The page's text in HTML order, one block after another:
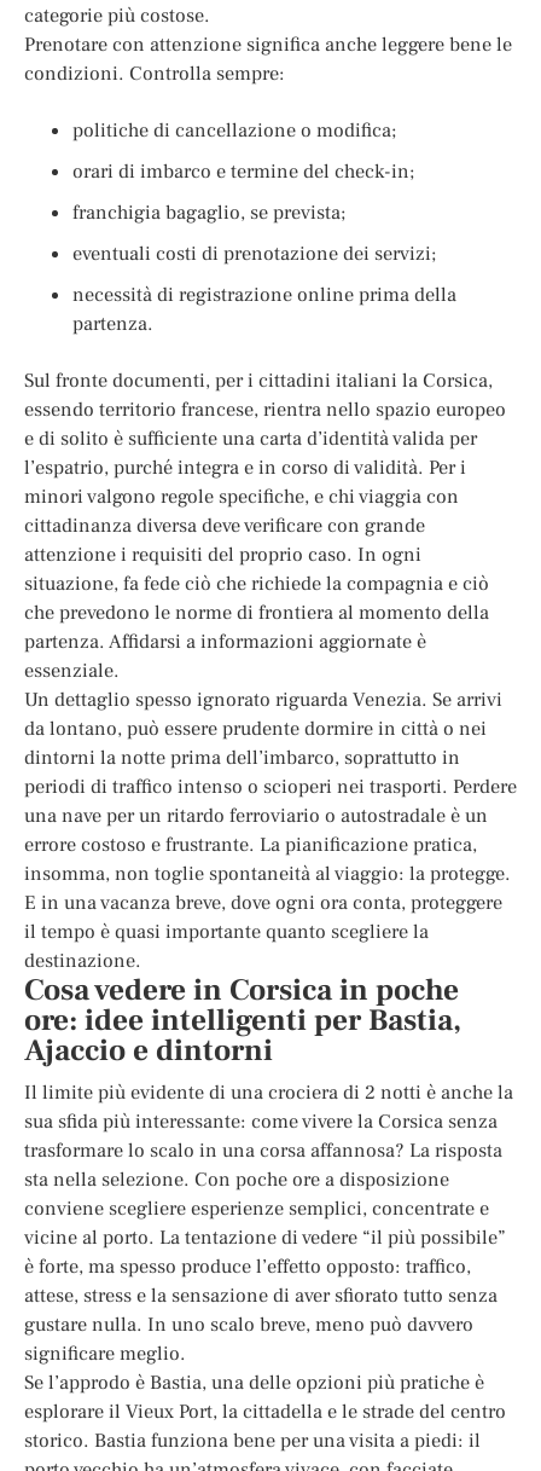
categorie più costose.
Prenotare con attenzione significa anche leggere bene le
condizioni. Controlla sempre:
politiche di cancellazione o modifica;
orari di imbarco e termine del check-in;
franchigia bagaglio, se prevista;
eventuali costi di prenotazione dei servizi;
necessità di registrazione online prima della
partenza.
Sul fronte documenti, per i cittadini italiani la Corsica,
essendo territorio francese, rientra nello spazio europeo
e di solito è sufficiente una carta d’identità valida per
l’espatrio, purché integra e in corso di validità. Per i
minori valgono regole specifiche, e chi viaggia con
cittadinanza diversa deve verificare con grande
attenzione i requisiti del proprio caso. In ogni
situazione, fa fede ciò che richiede la compagnia e ciò
che prevedono le norme di frontiera al momento della
partenza. Affidarsi a informazioni aggiornate è
essenziale.
Un dettaglio spesso ignorato riguarda Venezia. Se arrivi
da lontano, può essere prudente dormire in città o nei
dintorni la notte prima dell’imbarco, soprattutto in
periodi di traffico intenso o scioperi nei trasporti. Perdere
una nave per un ritardo ferroviario o autostradale è un
errore costoso e frustrante. La pianificazione pratica,
insomma, non toglie spontaneità al viaggio: la protegge.
E in una vacanza breve, dove ogni ora conta, proteggere
il tempo è quasi importante quanto scegliere la
destinazione.
Cosa vedere in Corsica in poche
ore: idee intelligenti per Bastia,
Ajaccio e dintorni
Il limite più evidente di una crociera di 2 notti è anche la
sua sfida più interessante: come vivere la Corsica senza
trasformare lo scalo in una corsa affannosa? La risposta
sta nella selezione. Con poche ore a disposizione
conviene scegliere esperienze semplici, concentrate e
vicine al porto. La tentazione di vedere “il più possibile”
è forte, ma spesso produce l’effetto opposto: traffico,
attese, stress e la sensazione di aver sfiorato tutto senza
gustare nulla. In uno scalo breve, meno può davvero
significare meglio.
Se l’approdo è Bastia, una delle opzioni più pratiche è
esplorare il Vieux Port, la cittadella e le strade del centro
storico. Bastia funziona bene per una visita a piedi: il